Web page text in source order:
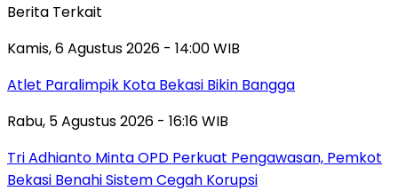
Berita Terkait
Kamis, 6 Agustus 2026 - 14:00 WIB
Atlet Paralimpik Kota Bekasi Bikin Bangga
Rabu, 5 Agustus 2026 - 16:16 WIB
Tri Adhianto Minta OPD Perkuat Pengawasan, Pemkot
Bekasi Benahi Sistem Cegah Korupsi